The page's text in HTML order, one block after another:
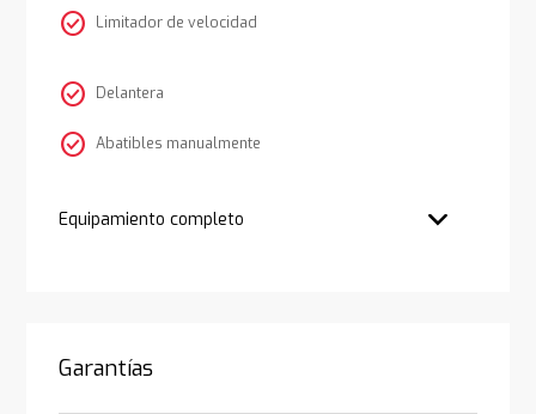
check_circle Limitador de velocidad
check_circle Delantera
check_circle Abatibles manualmente
Equipamiento completo
Garantías